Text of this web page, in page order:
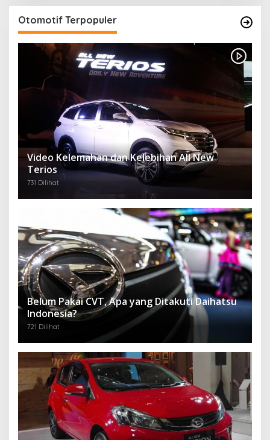
Otomotif Terpopuler
Video Kelemahan dan Kelebihan All New
Terios
731 Dilihat
Belum Pakai CVT, Apa yang Ditakuti Daihatsu
Indonesia?
721 Dilihat